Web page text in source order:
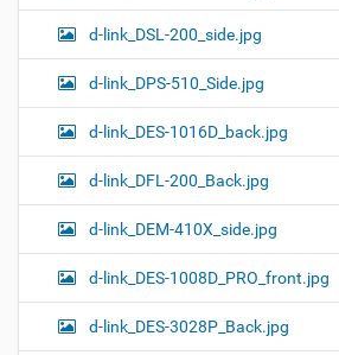
d-link_DSL-200_side.jpg
d-link_DPS-510_Side.jpg
d-link_DES-1016D_back.jpg
d-link_DFL-200_Back.jpg
d-link_DEM-410X_side.jpg
d-link_DES-1008D_PRO_front.jpg
d-link_DES-3028P_Back.jpg